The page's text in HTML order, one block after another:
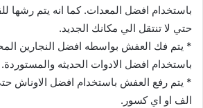
باستخدام افضل المعدات. كما انه يتم
حتي لا تنتقل الي مكانك الجديد.
* يتم فك العفش بواسطه افضل النجارين
باستخدام افضل الادوات الحديثه والمستوردة.
* يتم رفع العفش باستخدام افضل الاوناش
الف او اي كسور.